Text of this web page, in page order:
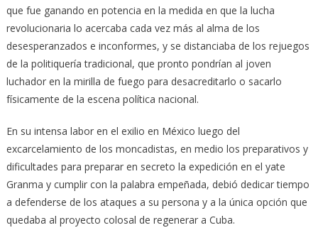
que fue ganando en potencia en la medida en que la lucha
revolucionaria lo acercaba cada vez más al alma de los
desesperanzados e inconformes, y se distanciaba de los rejuegos
de la politiquería tradicional, que pronto pondrían al joven
luchador en la mirilla de fuego para desacreditarlo o sacarlo
físicamente de la escena política nacional.
En su intensa labor en el exilio en México luego del
excarcelamiento de los moncadistas, en medio los preparativos y
dificultades para preparar en secreto la expedición en el yate
Granma y cumplir con la palabra empeñada, debió dedicar tiempo
a defenderse de los ataques a su persona y a la única opción que
quedaba al proyecto colosal de regenerar a Cuba.